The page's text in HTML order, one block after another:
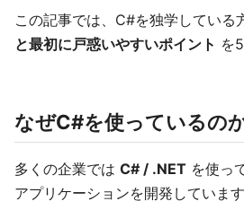
この記事では、C#を独学している
と最初に戸惑いやすいポイント を
なぜC#を使っているの
多くの企業では C# / .NET を使っ
アプリケーションを開発しています